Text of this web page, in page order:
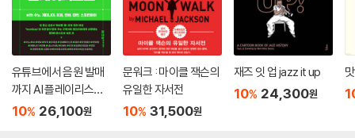
유튜브에서 음원 발매
까지 AI 플레이리스트
with 수노, 제미나이,
10% 26,100원
문워크 : 마이클 잭슨의
유일한 자서전
10% 31,500원
재즈 잇 업 jazz it up
10% 24,300원